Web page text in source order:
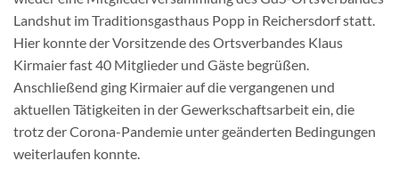
Landshut im Traditionsgasthaus Popp in Reichersdorf statt.
Hier konnte der Vorsitzende des Ortsverbandes Klaus
Kirmaier fast 40 Mitglieder und Gäste begrüßen.
Anschließend ging Kirmaier auf die vergangenen und
aktuellen Tätigkeiten in der Gewerkschaftsarbeit ein, die
trotz der Corona-Pandemie unter geänderten Bedingungen
weiterlaufen konnte.